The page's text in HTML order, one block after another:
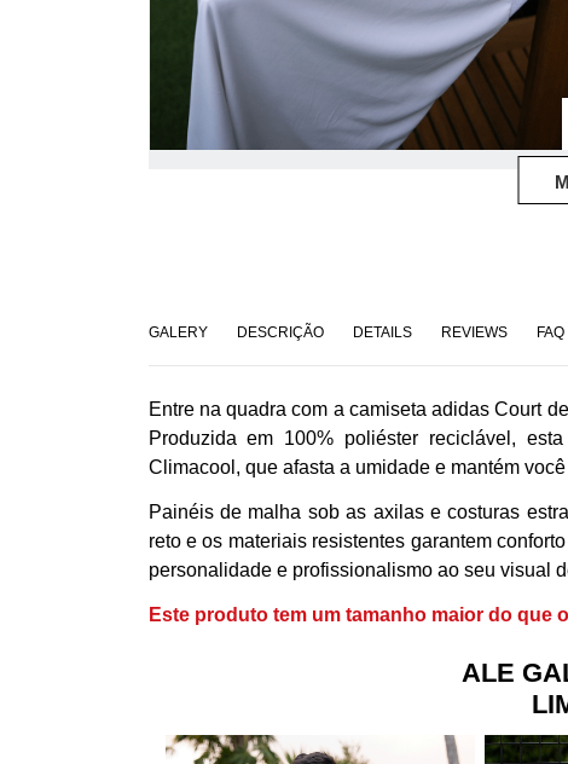
GALERY DESCRIÇÃO DETAILS REVIEWS FAQ
Entre na quadra com a camiseta adidas Court
Produzida em 100% poliéster reciclável,
Climacool, que afasta a umidade e mantém
Painéis de malha sob as axilas e costuras
reto e os materiais resistentes garantem
personalidade e profissionalismo ao seu visual
Este produto tem um tamanho maior do que
ALE